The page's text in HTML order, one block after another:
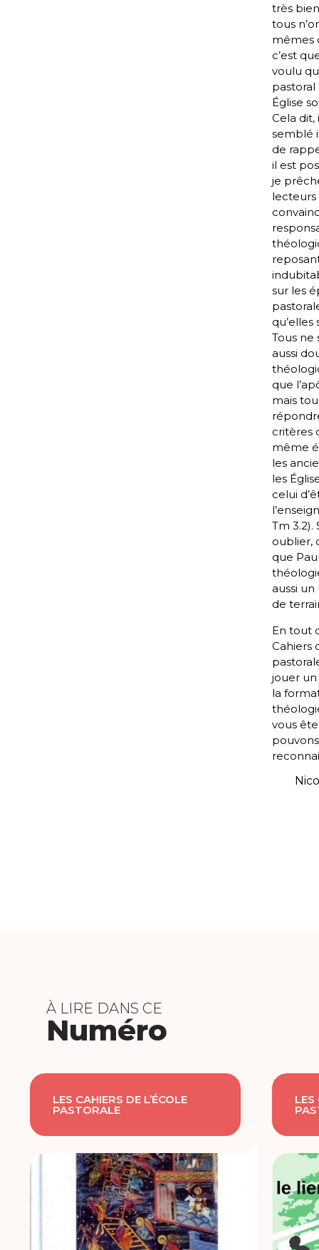
très bien
tous
mêmes
c’est
voulu
pastoral
Église
Cela dit,
semblé
de
il est
je
lecteurs
sur les
qu’elles
Tous ne
aussi
que
mais
critères
même
les
les
celui
Tm 3.2).
oublier,
que
aussi
de
En tout
Cahiers
jouer un
la
vous
À LIRE DANS CE
Numéro
LES CAHIERS DE L’ÉCOLE
PASTORALE
LES